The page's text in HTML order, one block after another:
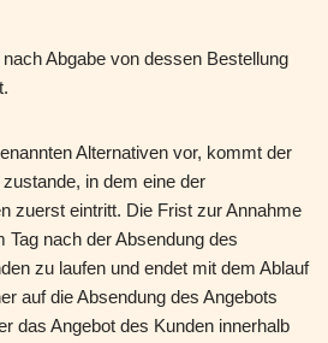
Abgabe von dessen Bestellung
Alternativen vor, kommt der
in dem eine der
zuerst eintritt. Die Frist zur Annahme
Tag nach der Absendung des
zu laufen und endet mit dem Ablauf
auf die Absendung des Angebots
das Angebot des Kunden innerhalb